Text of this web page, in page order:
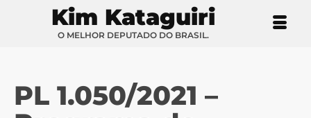
Kim Kataguiri
O MELHOR DEPUTADO DO BRASIL.
PL 1.050/2021 –